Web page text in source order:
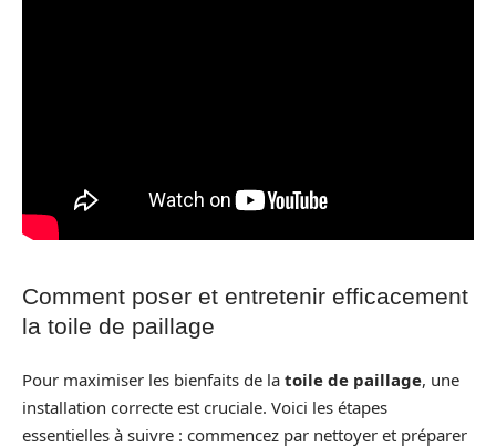
Comment poser et entretenir efficacement
la toile de paillage
Pour maximiser les bienfaits de la toile de paillage, une
installation correcte est cruciale. Voici les étapes
essentielles à suivre : commencez par nettoyer et préparer